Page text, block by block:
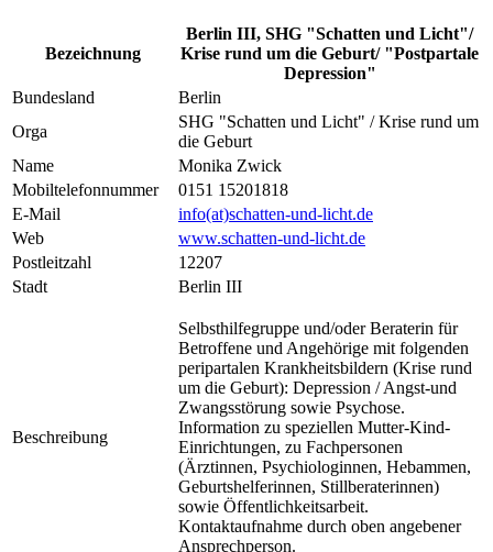
Bezeichnung
Berlin III, SHG "Schatten und Licht"/
Krise rund um die Geburt/ "Postpartale
Depression"
Bundesland
Berlin
Orga
SHG "Schatten und Licht" / Krise rund um
die Geburt
Name
Monika Zwick
Mobiltelefonnummer
0151 15201818
E-Mail
info(at)schatten-und-licht.de
Web
www.schatten-und-licht.de
Postleitzahl
12207
Stadt
Berlin III
Beschreibung
Selbsthilfegruppe und/oder Beraterin für
Betroffene und Angehörige mit folgenden
peripartalen Krankheitsbildern (Krise rund
um die Geburt): Depression / Angst-und
Zwangsstörung sowie Psychose.
Information zu speziellen Mutter-Kind-
Einrichtungen, zu Fachpersonen
(Ärztinnen, Psychiologinnen, Hebammen,
Geburtshelferinnen, Stillberaterinnen)
sowie Öffentlichkeitsarbeit.
Kontaktaufnahme durch oben angebener
Ansprechperson.